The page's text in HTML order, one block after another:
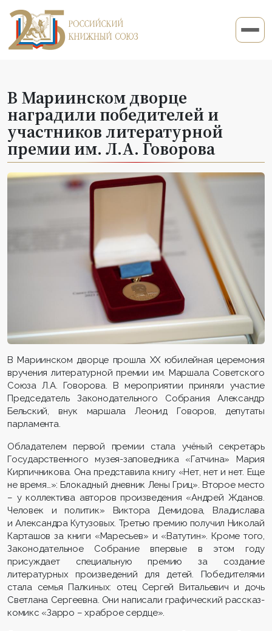
В Мариинском дворце
наградили победителей и
участников литературной
премии им. Л.А. Говорова
В Мариинском дворце прошла ХХ юбилейная церемония
вручения литературной премии им. Маршала Советского
Союза Л.А. Говорова. В мероприятии приняли участие
Председатель Законодательного Собрания Александр
Бельский, внук маршала Леонид Говоров, депутаты
парламента.
Обладателем первой премии стала учёный секретарь
Государственного музея-заповедника «Гатчина» Мария
Кирпичникова. Она представила книгу «Нет, нет и нет. Еще
не время…»: Блокадный дневник Лены Гриц». Второе место
– у коллектива авторов произведения «Андрей Жданов.
Человек и политик» Виктора Демидова, Владислава
и Александра Кутузовых. Третью премию получил Николай
Карташов за книги «Маресьев» и «Ватутин». Кроме того,
Законодательное Собрание впервые в этом году
присуждает специальную премию за создание
литературных произведений для детей. Победителями
стала семья Палкиных: отец Сергей Витальевич и дочь
Светлана Сергеевна. Они написали графический рассказ-
комикс «Зарро – храброе сердце».